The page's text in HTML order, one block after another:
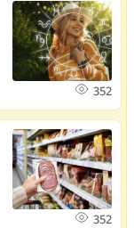
352
352